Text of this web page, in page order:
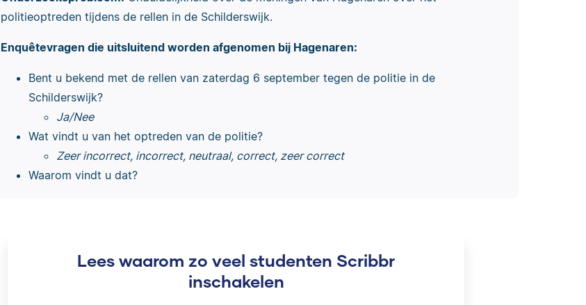
politieoptreden tijdens de rellen in de Schilderswijk.
Enquêtevragen die uitsluitend worden afgenomen bij Hagenaren:
Bent u bekend met de rellen van zaterdag 6 september tegen de politie in de
Schilderswijk?
Ja/Nee
Wat vindt u van het optreden van de politie?
Zeer incorrect, incorrect, neutraal, correct, zeer correct
Waarom vindt u dat?
Lees waarom zo veel studenten Scribbr
inschakelen